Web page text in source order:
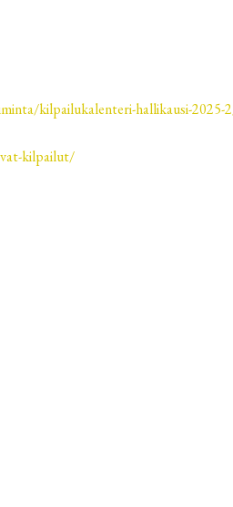
kilpailukalenteri-hallikausi-2025-
kilpailut/